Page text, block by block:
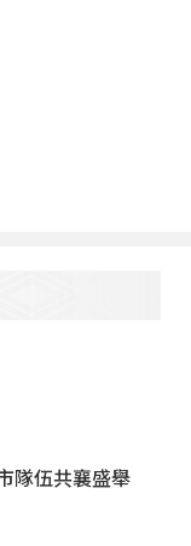
隊伍共襄盛舉